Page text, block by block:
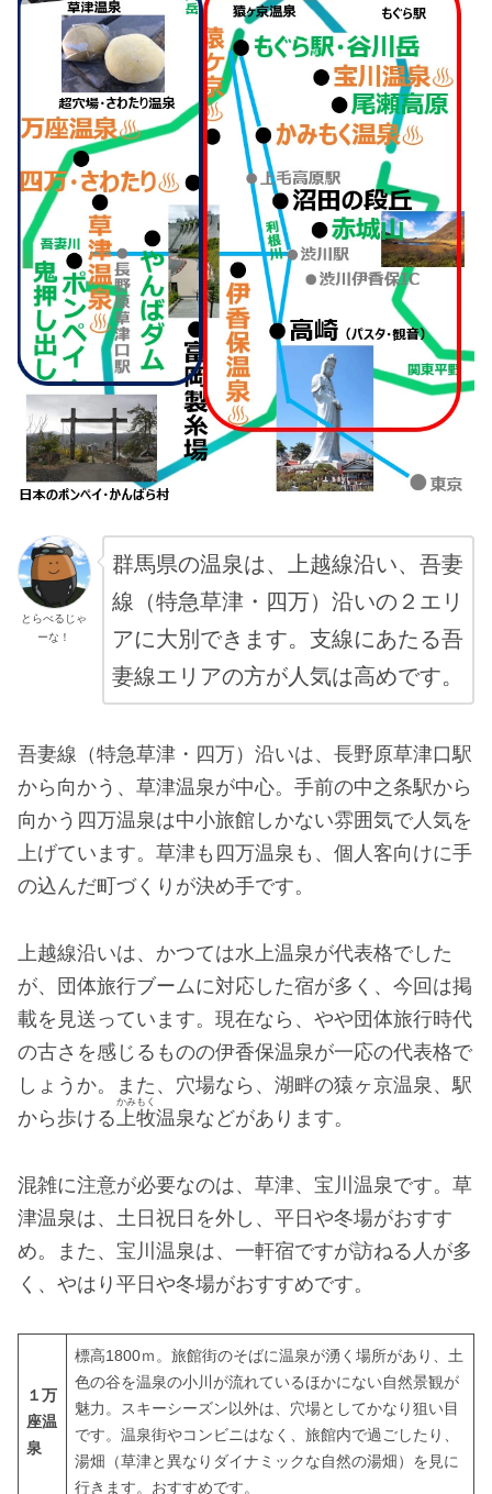
とらべるじゃ
ーな！
群馬県の温泉は、上越線沿い、吾妻
線（特急草津・四万）沿いの２エリ
アに大別できます。支線にあたる吾
妻線エリアの方が人気は高めです。
吾妻線（特急草津・四万）沿いは、長野原草津口駅
から向かう、草津温泉が中心。手前の中之条駅から
向かう四万温泉は中小旅館しかない雰囲気で人気を
上げています。草津も四万温泉も、個人客向けに手
の込んだ町づくりが決め手です。
上越線沿いは、かつては水上温泉が代表格でした
が、団体旅行ブームに対応した宿が多く、今回は掲
載を見送っています。現在なら、やや団体旅行時代
の古さを感じるものの伊香保温泉が一応の代表格で
しょうか。また、穴場なら、湖畔の猿ヶ京温泉、駅
から歩ける 上牧
かみもく
温泉などがあります。
混雑に注意が必要なのは、草津、宝川温泉です。草
津温泉は、土日祝日を外し、平日や冬場がおすす
め。また、宝川温泉は、一軒宿ですが訪ねる人が多
く、やはり平日や冬場がおすすめです。
１万
座温
泉
標高1800ｍ。旅館街のそばに温泉が湧く場所があり、土
色の谷を温泉の小川が流れているほかにない自然景観が
魅力。スキーシーズン以外は、穴場としてかなり狙い目
です。温泉街やコンビニはなく、旅館内で過ごしたり、
湯畑（草津と異なりダイナミックな自然の湯畑）を見に
行きます。おすすめです。